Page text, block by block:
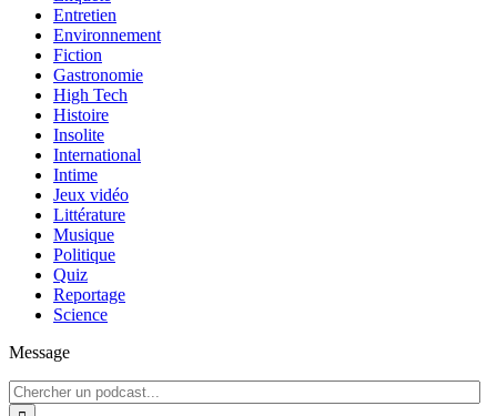
Entretien
Environnement
Fiction
Gastronomie
High Tech
Histoire
Insolite
International
Intime
Jeux vidéo
Littérature
Musique
Politique
Quiz
Reportage
Science
Message